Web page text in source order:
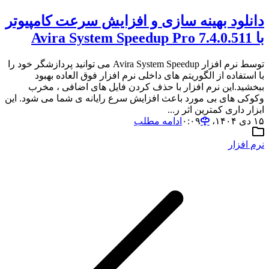
دانلود بهینه سازی و افزایش سرعت کامپیوتر
با Avira System Speedup Pro 7.4.0.511
توسط نرم افزار Avira System Speedup می توانید پردازشگر خود را
با استفاده از الگوریتم های داخلی نرم افزار فوق العاده بهبود
ببخشید.این نرم افزار با حذف کردن فایل های اضافی ، مخرب
وکوکی های بی مورد باعث افزایش سرع رایانه ی شما می شود. این
ابزار داری کمترین اثر ر...
۱۵ دی ۱۴۰۴،‏ ۰:۰۹
ادامه مطلب
نرم افزار